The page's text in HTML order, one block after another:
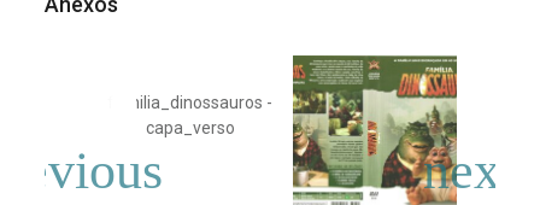
familia_dinossauros -
capa_verso